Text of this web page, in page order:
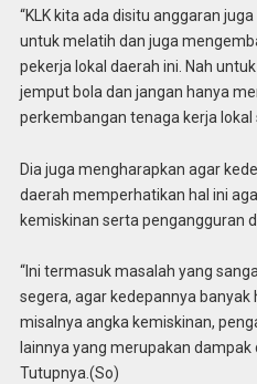
“KLK kita ada disitu anggaran
untuk melatih dan juga
pekerja lokal daerah ini. Nah
jemput bola dan jangan hanya
perkembangan tenaga kerja lokal
Dia juga mengharapkan agar
daerah memperhatikan hal ini
kemiskinan serta pengangguran
“Ini termasuk masalah yang
segera, agar kedepannya banyak
misalnya angka kemiskinan,
lainnya yang merupakan dampak
Tutupnya.(So)